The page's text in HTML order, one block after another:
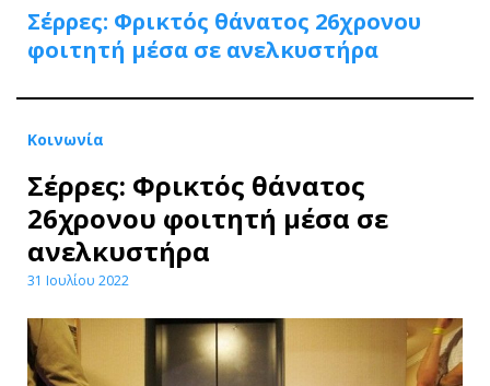
Σέρρες: Φρικτός θάνατος 26χρονου
φοιτητή μέσα σε ανελκυστήρα
Κοινωνία
Σέρρες: Φρικτός θάνατος
26χρονου φοιτητή μέσα σε
ανελκυστήρα
31 Ιουλίου 2022